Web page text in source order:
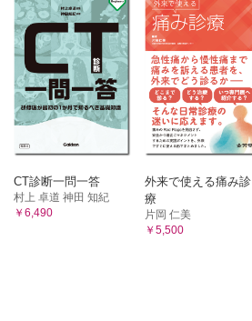
CT診断一問一答
村上 卓道 神田 知紀
￥6,490
外来で使える痛み診
療
片岡 仁美
￥5,500